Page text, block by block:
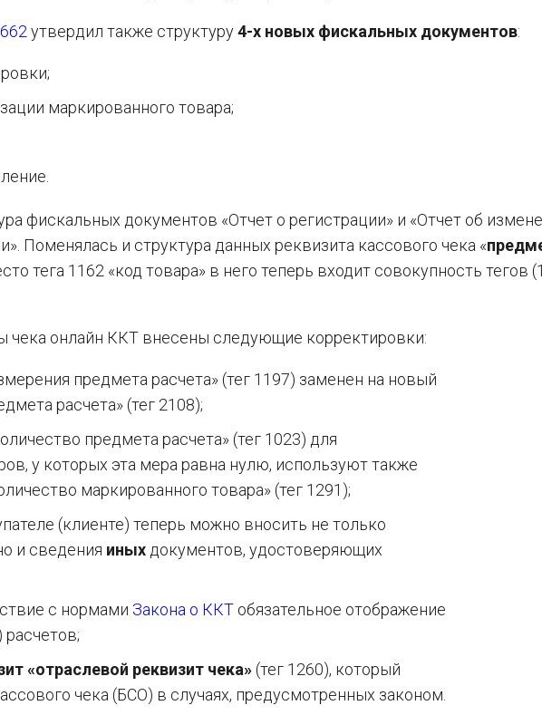
утвердил также структуру4-х новых фискальных документов:
маркированного товара;
фискальных документов «Отчет о регистрации» и «Отчет об
Поменялась и структура данных реквизита кассового чека «
тега 1162 «код товара» в него теперь входит совокупность тегов
чека онлайн ККТ внесены следующие корректировки:
предмета расчета» (тег 1197) заменен на новый
расчета» (тег 2108);
предмета расчета» (тег 1023) для
у которых эта мера равна нулю, используют также
маркированного товара» (тег 1291);
(клиенте) теперь можно вносить не только
и сведения иных документов, удостоверяющих
с нормами Закона о ККТ обязательное отображение
расчетов;
«отраслевой реквизит чека» (тег 1260), который
чека (БСО) в случаях, предусмотренных законом.